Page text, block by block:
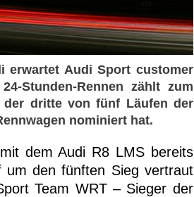
erwartet Audi Sport customer
Stunden-Rennen zählt zum
der dritte von fünf Läufen der
nominiert hat.
dem Audi R8 LMS bereits
den fünften Sieg vertraut
Team WRT – Sieger der